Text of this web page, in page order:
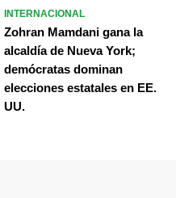
INTERNACIONAL
Zohran Mamdani gana la
alcaldía de Nueva York;
demócratas dominan
elecciones estatales en EE.
UU.